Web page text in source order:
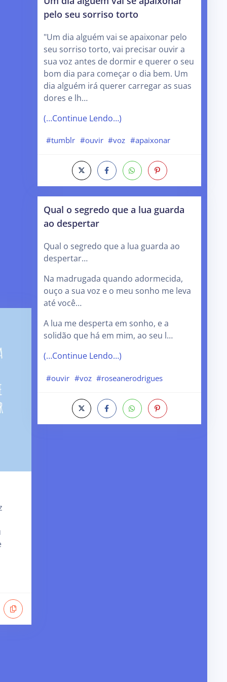
pelo seu sorriso torto
"Um dia alguém vai se apaixonar pelo
seu sorriso torto, vai precisar ouvir a
sua voz antes de dormir e querer o seu
bom dia para começar o dia bem. Um
dia alguém irá querer carregar as suas
dores e lh…
(…Continue Lendo…)
#tumblr #ouvir #voz #apaixonar
Qual o segredo que a lua guarda
ao despertar
Qual o segredo que a lua guarda ao
despertar…
Na madrugada quando adormecida,
ouço a sua voz e o meu sonho me leva
até você…
A lua me desperta em sonho, e a
solidão que há em mim, ao seu l…
(…Continue Lendo…)
#ouvir #voz #roseanerodrigues